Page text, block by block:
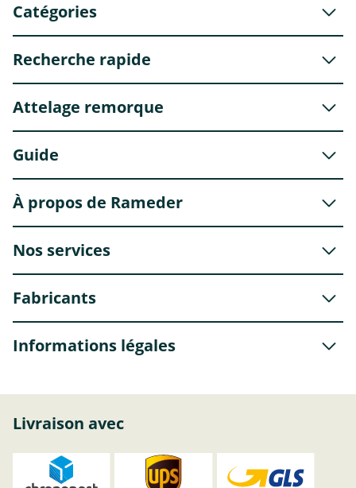
Catégories
Recherche rapide
Attelage remorque
Guide
À propos de Rameder
Nos services
Fabricants
Informations légales
Livraison avec